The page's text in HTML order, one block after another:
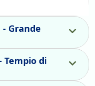
Grande
Tempio di